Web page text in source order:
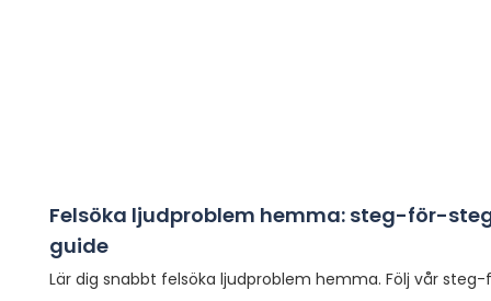
Felsöka ljudproblem hemma: steg-för-
guide
Lär dig snabbt felsöka ljudproblem hemma. Följ vår